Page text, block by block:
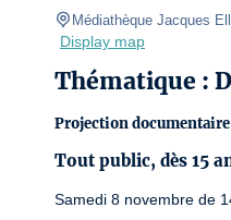
Médiathèque Jacques
Display map
Thématique :
Projection documentaire
Tout public, dès 15
Samedi 8 novembre de